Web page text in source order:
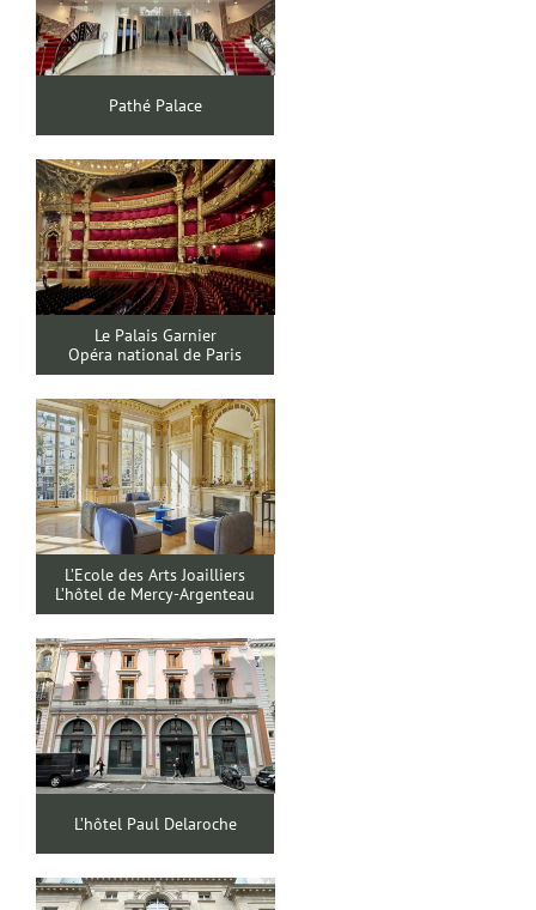
Pathé Palace
Le Palais Garnier
Opéra national de Paris
L’Ecole des Arts Joailliers
L’hôtel de Mercy-Argenteau
L’hôtel Paul Delaroche